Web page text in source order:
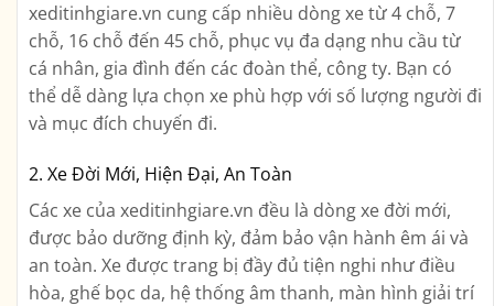
xeditinhgiare.vn cung cấp nhiều dòng xe từ 4 chỗ, 7
chỗ, 16 chỗ đến 45 chỗ, phục vụ đa dạng nhu cầu từ
cá nhân, gia đình đến các đoàn thể, công ty. Bạn có
thể dễ dàng lựa chọn xe phù hợp với số lượng người đi
và mục đích chuyến đi.
2. Xe Đời Mới, Hiện Đại, An Toàn
Các xe của xeditinhgiare.vn đều là dòng xe đời mới,
được bảo dưỡng định kỳ, đảm bảo vận hành êm ái và
an toàn. Xe được trang bị đầy đủ tiện nghi như điều
hòa, ghế bọc da, hệ thống âm thanh, màn hình giải trí